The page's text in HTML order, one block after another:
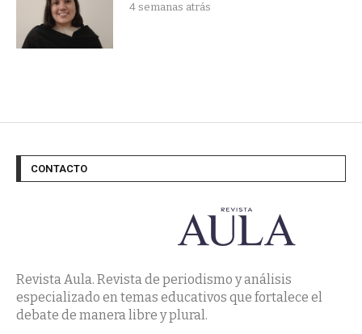
4 semanas atrás
CONTACTO
Revista Aula. Revista de periodismo y análisis
especializado en temas educativos que fortalece el
debate de manera libre y plural.